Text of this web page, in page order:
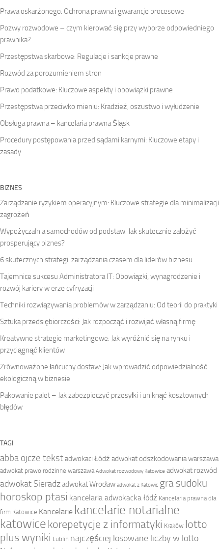
Prawa oskarżonego: Ochrona prawna i gwarancje procesowe
Pozwy rozwodowe – czym kierować się przy wyborze odpowiedniego
prawnika?
Przestępstwa skarbowe: Regulacje i sankcje prawne
Rozwód za porozumieniem stron
Prawo podatkowe: Kluczowe aspekty i obowiązki prawne
Przestępstwa przeciwko mieniu: Kradzież, oszustwo i wyłudzenie
Obsługa prawna – kancelaria prawna Śląsk
Procedury postępowania przed sądami karnymi: Kluczowe etapy i
zasady
BIZNES
Zarządzanie ryzykiem operacyjnym: Kluczowe strategie dla minimalizacji
zagrożeń
Wypożyczalnia samochodów od podstaw: Jak skutecznie założyć
prosperujący biznes?
6 skutecznych strategii zarządzania czasem dla liderów biznesu
Tajemnice sukcesu Administratora IT: Obowiązki, wynagrodzenie i
rozwój kariery w erze cyfryzacji
Techniki rozwiązywania problemów w zarządzaniu: Od teorii do praktyki
Sztuka przedsiębiorczości: Jak rozpocząć i rozwijać własną firmę
Kreatywne strategie marketingowe: Jak wyróżnić się na rynku i
przyciągnąć klientów
Zrównoważone łańcuchy dostaw: Jak wprowadzić odpowiedzialność
ekologiczną w biznesie
Pakowanie palet – Jak zabezpieczyć przesyłki i uniknąć kosztownych
błędów
TAGI
abba ojcze tekstadwokaci Łódź adwokat odszkodowania warszawa
adwokat prawo rodzinne warszawa Adwokat rozwodowy Katowice adwokat rozwód
adwokat Sieradzadwokat Wrocław adwokat z Katowic gra sudoku
horoskop ptasi kancelaria adwokacka łódź Kancelaria prawna dla
firm Katowice Kancelarie kancelarie notarialne
katowicekorepetycje z informatyki Kraków lotto
plus wyniki Lublin najczęściej losowane liczby w lotto